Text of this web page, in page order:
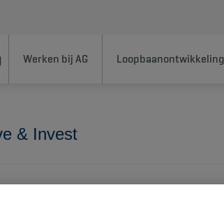
Werken bij AG Loopbaanontwikkeling
& Invest